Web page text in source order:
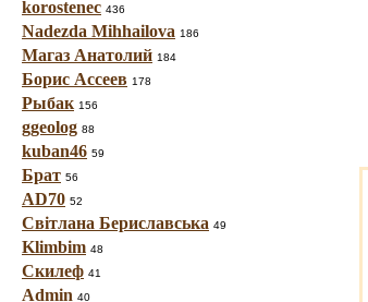
korostenec 436
Nadezda Mihhailova 186
Магаз Анатолий 184
Борис Ассеев 178
Рыбак 156
ggeolog 88
kuban46 59
Брат 56
AD70 52
Світлана Бериславська 49
Klimbim 48
Скилеф 41
Admin 40